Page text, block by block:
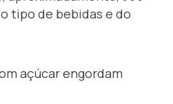
tipo de bebidas e do
açúcar engordam